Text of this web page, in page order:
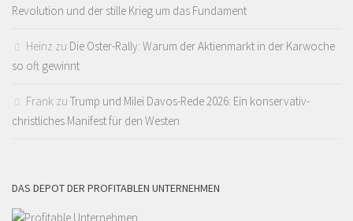
Revolution und der stille Krieg um das Fundament
Heinz zu Die Oster-Rally: Warum der Aktienmarkt in der Karwoche
so oft gewinnt
Frank zu Trump und Milei Davos-Rede 2026: Ein konservativ-
christliches Manifest für den Westen
DAS DEPOT DER PROFITABLEN UNTERNEHMEN